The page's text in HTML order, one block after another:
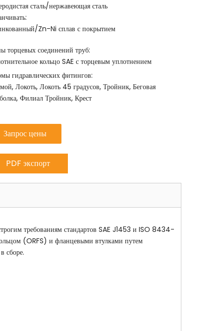
сталь/нержавеющая сталь
Zn-Ni сплав с покрытием
торцевых соединений труб:
кольцо SAE с торцевым уплотнением
гидравлических фитингов:
Локоть, Локоть 45 градусов, Тройник, Беговая
Филиал Тройник, Крест
Запрос цены
PDF экспорт
требованиям стандартов SAE J1453 и ISO 8434-
(ORFS) и фланцевыми втулками путем
сборе.